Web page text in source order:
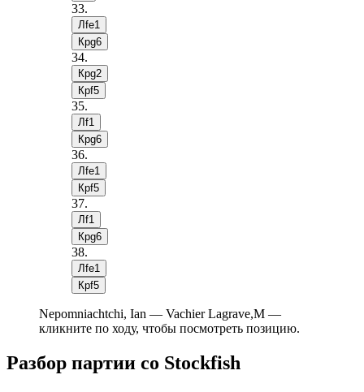
33.
Лfe1
Крg6
34.
Крg2
Крf5
35.
Лf1
Крg6
36.
Лfe1
Крf5
37.
Лf1
Крg6
38.
Лfe1
Крf5
Nepomniachtchi, Ian — Vachier Lagrave,M —
кликните по ходу, чтобы посмотреть позицию.
Разбор партии со Stockfish